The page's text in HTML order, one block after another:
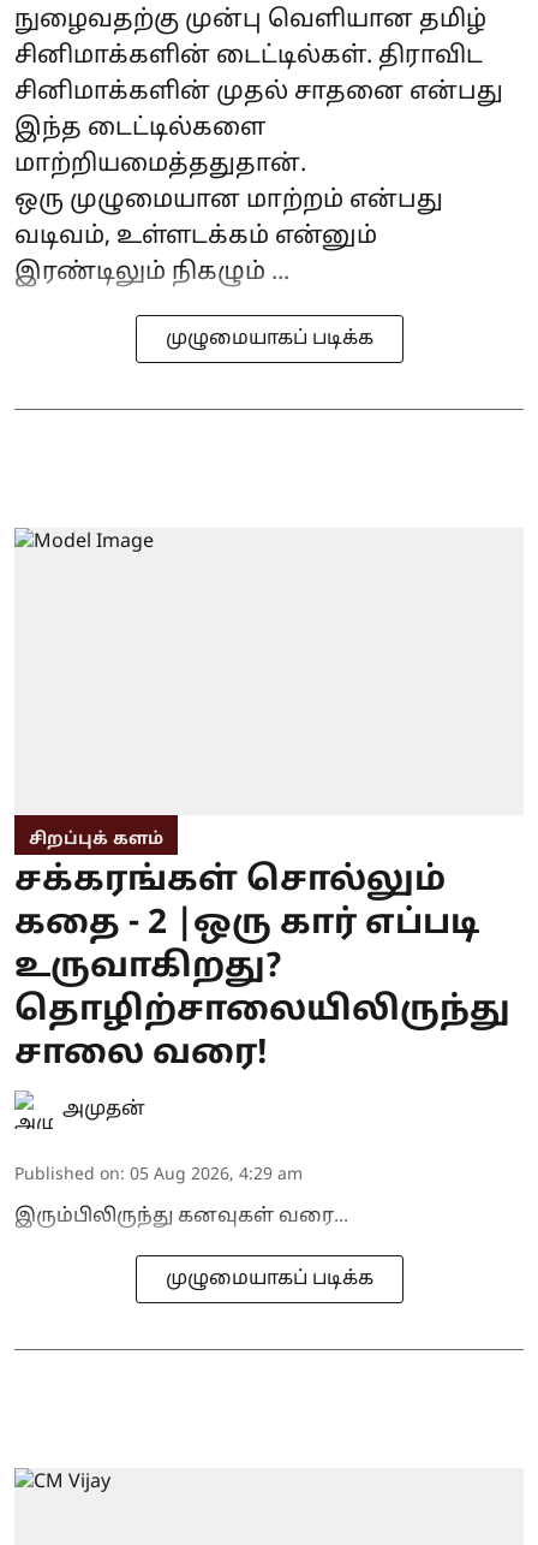
நுழைவதற்கு முன்பு வெளியான தமிழ்
சினிமாக்களின் டைட்டில்கள். திராவிட
சினிமாக்களின் முதல் சாதனை என்பது
இந்த டைட்டில்களை
மாற்றியமைத்ததுதான்.
ஒரு முழுமையான மாற்றம் என்பது
வடிவம், உள்ளடக்கம் என்னும்
இரண்டிலும் நிகழும் ...
முழுமையாகப் படிக்க
சிறப்புக் களம்
சக்கரங்கள் சொல்லும்
கதை - 2 |ஒரு கார் எப்படி
உருவாகிறது?
தொழிற்சாலையிலிருந்து
சாலை வரை!
அமுதன்
Published on: 05 Aug 2026, 4:29 am
இரும்பிலிருந்து கனவுகள் வரை...
முழுமையாகப் படிக்க